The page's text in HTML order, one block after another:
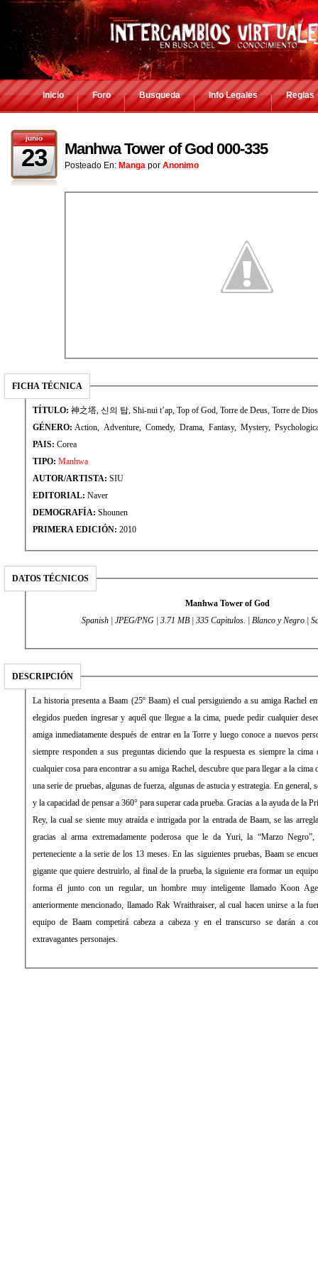
Inicio Foro Busqueda Info Legales Reglas
junio
23 Manhwa Tower of God 000-335
Posteado En: Manga por Anonimo
FICHA TÉCNICA
TÍTULO: 神之塔, 신의 탑, Shi-nui t’ap, Top of God, Torre de Deus, Torre de
GÉNERO: Action, Adventure, Comedy, Drama, Fantasy, Mystery,
PAIS: Corea
TIPO: Manhwa
AUTOR/ARTISTA: SIU
EDITORIAL: Naver
DEMOGRAFÍA: Shounen
PRIMERA EDICIÓN: 2010
DATOS TÉCNICOS
Manhwa Tower of God
Spanish | JPEG/PNG | 3.71 MB | 335 Capitulos. | Blanco y Negro |
DESCRIPCIÓN
La historia presenta a Baam (25º Baam) el cual persiguiendo a su amiga Rachel
elegidos pueden ingresar y aquél que llegue a la cima, puede pedir cualquier
amiga inmediatamente después de entrar en la Torre y luego conoce a nuevos
siempre responden a sus preguntas diciendo que la respuesta es siempre la
cualquier cosa para encontrar a su amiga Rachel, descubre que para llegar a la cima
una serie de pruebas, algunas de fuerza, algunas de astucia y estrategia. En general,
y la capacidad de pensar a 360° para superar cada prueba. Gracias a la ayuda de la
Rey, la cual se siente muy atraída e intrigada por la entrada de Baam, se las
gracias al arma extremadamente poderosa que le da Yuri, la “Marzo
perteneciente a la serie de los 13 meses. En las siguientes pruebas, Baam se
gigante que quiere destruirlo, al final de la prueba, la siguiente era formar un
forma él junto con un regular, un hombre muy inteligente llamado Koon
anteriormente mencionado, llamado Rak Wraithraiser, al cual hacen unirse a la
equipo de Baam competirá cabeza a cabeza y en el transcurso se darán a
extravagantes personajes.